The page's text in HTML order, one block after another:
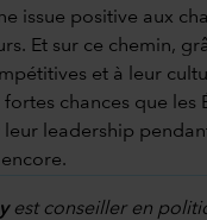
issue positive aux
Et sur ce chemin,
et à leur
fortes chances que les
leur leadership
est conseiller en